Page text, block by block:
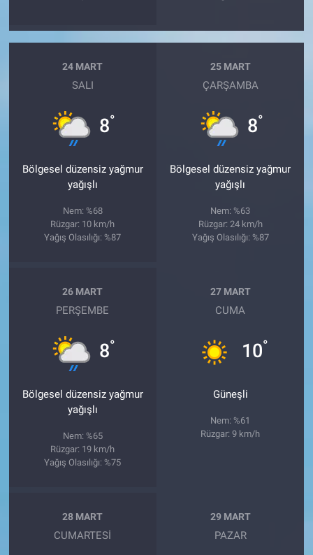
24 MART
SALI
8°
Bölgesel düzensiz yağmur
yağışlı
Nem: %68
Rüzgar: 10 km/h
Yağış Olasılığı: %87
25 MART
ÇARŞAMBA
8°
Bölgesel düzensiz yağmur
yağışlı
Nem: %63
Rüzgar: 24 km/h
Yağış Olasılığı: %87
26 MART
PERŞEMBE
8°
Bölgesel düzensiz yağmur
yağışlı
Nem: %65
Rüzgar: 19 km/h
Yağış Olasılığı: %75
27 MART
CUMA
10°
Güneşli
Nem: %61
Rüzgar: 9 km/h
28 MART
CUMARTESI
29 MART
PAZAR